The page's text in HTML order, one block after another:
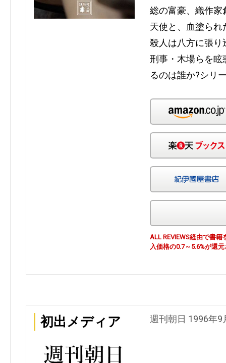
総の富豪、織作家
天使と、血塗ら
殺人は八方に張り
刑事・木場らを眩
るのは誰か?シリ
ALL REVIEWS経由で書
入価格の0.7～5.6%が還
初出メディア 週刊朝日 1996年